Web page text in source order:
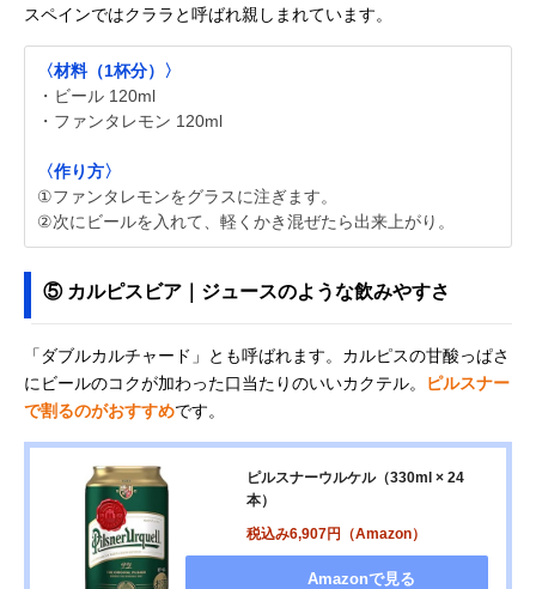
スペインではクララと呼ばれ親しまれています。
〈材料（1杯分）〉
・ビール 120ml
・ファンタレモン 120ml
〈作り方〉
①ファンタレモンをグラスに注ぎます。
②次にビールを入れて、軽くかき混ぜたら出来上がり。
⑤ カルピスビア｜ジュースのような飲みやすさ
「ダブルカルチャード」とも呼ばれます。カルピスの甘酸っぱさ
にビールのコクが加わった口当たりのいいカクテル。
ピルスナー
で割るのがおすすめです。
ピルスナーウルケル（330ml × 24
本）
税込み6,907円（Amazon）
Amazonで見る